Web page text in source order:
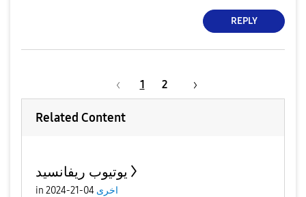
REPLY
1 2
Related Content
يوتيوب ريفانسيد
in اخرى 04-21-2024